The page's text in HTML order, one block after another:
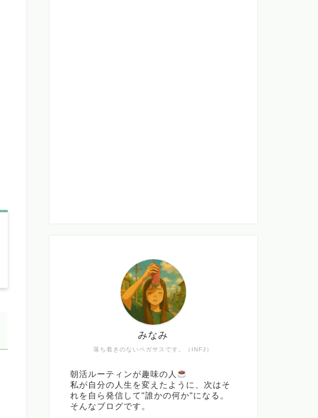
落ち着きのないペガサスです。（INFJ）
みなみ
朝活ルーティンが趣味の人
私が自分の人生を変えたように、次はそ
れを自ら発信して"誰かの何か"になる。
そんなブログです。